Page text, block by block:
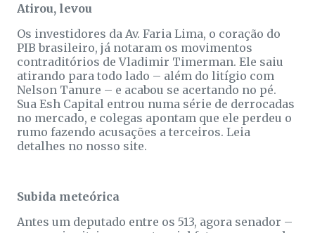
Atirou, levou
Os investidores da Av. Faria Lima, o coração do
PIB brasileiro, já notaram os movimentos
contraditórios de Vladimir Timerman. Ele saiu
atirando para todo lado – além do litígio com
Nelson Tanure – e acabou se acertando no pé.
Sua Esh Capital entrou numa série de derrocadas
no mercado, e colegas apontam que ele perdeu o
rumo fazendo acusações a terceiros. Leia
detalhes no nosso site.
Subida meteórica
Antes um deputado entre os 513, agora senador –